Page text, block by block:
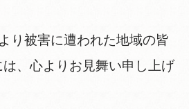
り被害に遭われた地域の皆
、心よりお見舞い申し上げ